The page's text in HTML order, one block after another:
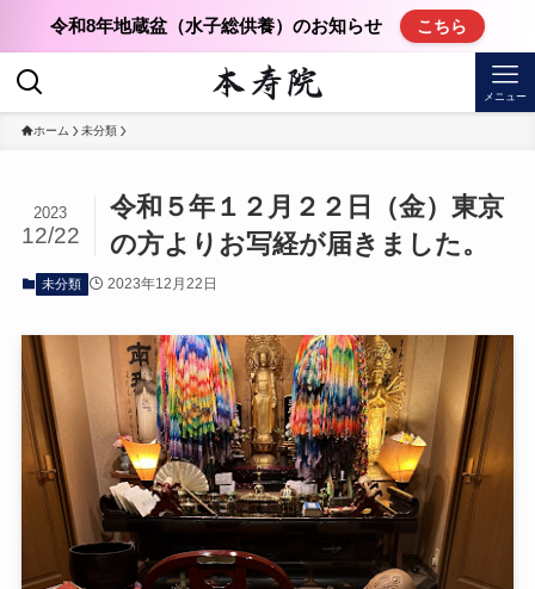
令和8年地蔵盆（水子総供養）のお知らせ こちら
メニュー
ホーム 未分類
令和５年１２月２２日（金）東京
の方よりお写経が届きました。
2023
12/22
未分類 2023年12月22日